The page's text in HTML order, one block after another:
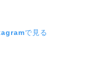
で見る